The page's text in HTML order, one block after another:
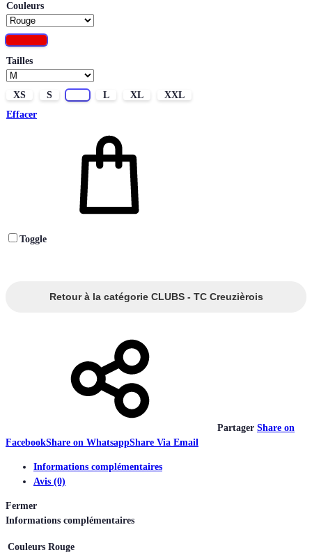
Couleurs
Tailles
XS S L XL
XXL
Effacer
Toggle
Retour à la catégorie CLUBS - TC Creuzièrois
Partager Share on
FacebookShare on WhatsappShare Via Email
Informations complémentaires
Avis (0)
Fermer
Informations complémentaires
Couleurs Rouge